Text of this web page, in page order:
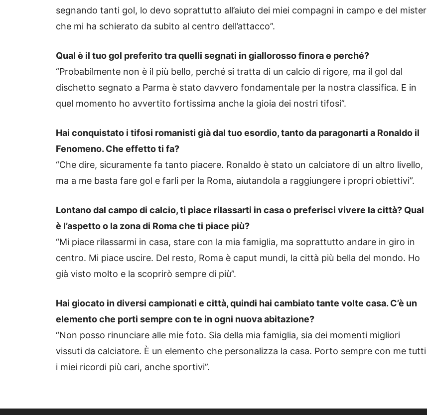
segnando tanti gol, lo devo soprattutto all’aiuto dei miei compagni in campo e del mister
che mi ha schierato da subito al centro dell’attacco”.
Qual è il tuo gol preferito tra quelli segnati in giallorosso finora e perché?
“Probabilmente non è il più bello, perché si tratta di un calcio di rigore, ma il gol dal
dischetto segnato a Parma è stato davvero fondamentale per la nostra classifica. E in
quel momento ho avvertito fortissima anche la gioia dei nostri tifosi”.
Hai conquistato i tifosi romanisti già dal tuo esordio, tanto da paragonarti a Ronaldo il
Fenomeno. Che effetto ti fa?
“Che dire, sicuramente fa tanto piacere. Ronaldo è stato un calciatore di un altro livello,
ma a me basta fare gol e farli per la Roma, aiutandola a raggiungere i propri obiettivi”.
Lontano dal campo di calcio, ti piace rilassarti in casa o preferisci vivere la città? Qual
è l’aspetto o la zona di Roma che ti piace più?
“Mi piace rilassarmi in casa, stare con la mia famiglia, ma soprattutto andare in giro in
centro. Mi piace uscire. Del resto, Roma è caput mundi, la città più bella del mondo. Ho
già visto molto e la scoprirò sempre di più”.
Hai giocato in diversi campionati e città, quindi hai cambiato tante volte casa. C’è un
elemento che porti sempre con te in ogni nuova abitazione?
“Non posso rinunciare alle mie foto. Sia della mia famiglia, sia dei momenti migliori
vissuti da calciatore. È un elemento che personalizza la casa. Porto sempre con me tutti
i miei ricordi più cari, anche sportivi”.